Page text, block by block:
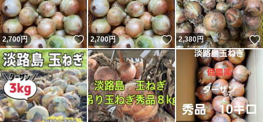
2,700円 いいね！
2,700円 いいね！
2,380円